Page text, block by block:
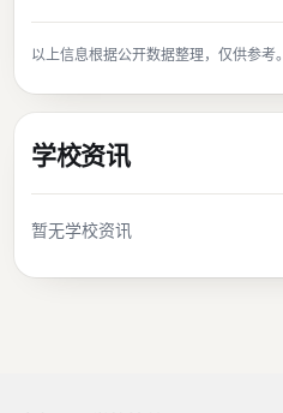
以上信息根据公开数据整理，仅供参考。
学校资讯
暂无学校资讯